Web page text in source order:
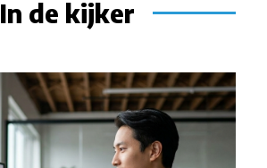
In de kijker